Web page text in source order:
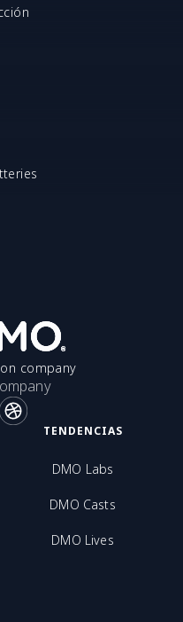
company
TENDENCIAS
DMO Labs
DMO Casts
DMO Lives